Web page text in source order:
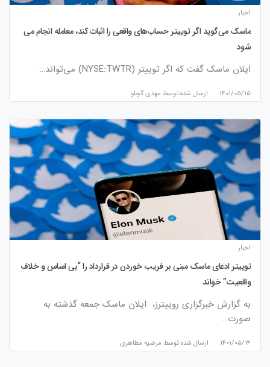
اخبار
ماسک می‌گوید اگر توییتر حساب‌های واقعی را اثبات کند، معامله انجام می
شود
ایلان ماسک گفت که اگر توییتر (NYSE:TWTR) می‌تواند…
۱۴۰۱/۰۵/۱۵ ارسال شده توسط مهدی گچلو
اخبار
توییتر ادعای ماسک مبنی بر فریب خوردن در قرارداد را “بی اساس و خلاف
واقعیت” خواند
به گزارش خبرگزاری روییترز، ایلان ماسک جمعه گذشته به
صورت…
۱۴۰۱/۰۵/۱۴ ارسال شده توسط مرضیه مظاهری